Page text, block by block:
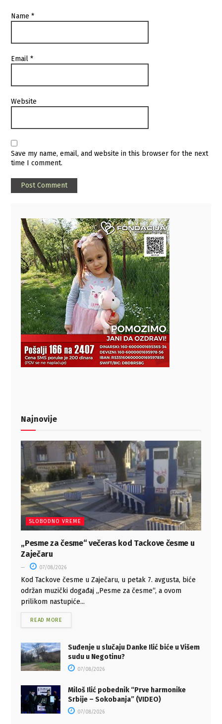
Name*
Email*
Website
Save my name, email, and website in this browser for the next
time I comment.
Najnovije
SLOBODNO VREME
„Pesme za česme“ večeras kod Tackove česme u
Zaječaru
07/08/2026
Kod Tackove česme u Zaječaru, u petak 7. avgusta, biće
održan muzički događaj „Pesme za česme“, a ovom
prilikom nastupiće...
READ MORE
Suđenje u slučaju Danke Ilić biće u Višem
sudu u Negotinu?
07/08/2026
Miloš Ilić pobednik “Prve harmonike
Srbije – Sokobanja” (VIDEO)
07/08/2026